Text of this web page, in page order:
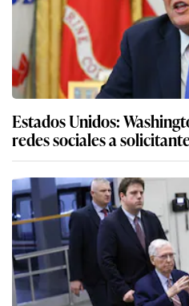
Estados Unidos:
redes sociales a